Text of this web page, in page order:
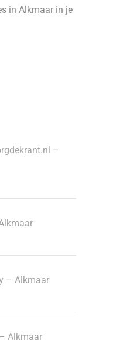
in Alkmaar in je
–
– Alkmaar
Alkmaar